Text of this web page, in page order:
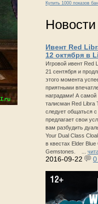
Купить 1000 показов
Новости
Ивент Red
12 октября в
Игровой ивент Red
21 сентября и
этого момента
приятными
наградами! А самой
талисман Red Libra
следует общаться
предлагает свои
вам разбудить
Your Dual Class
в квестах Elder
Gemstones. ...
2016-09-22